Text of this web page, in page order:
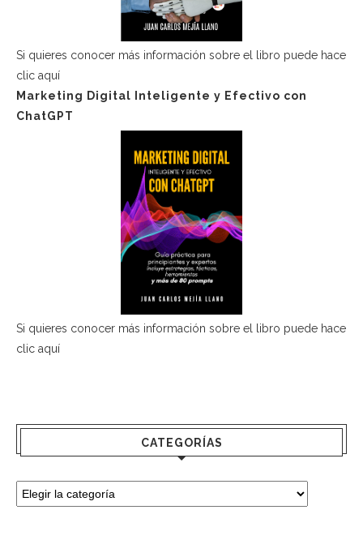
Si quieres conocer más información sobre el libro puede hace
clic aquí
Marketing Digital Inteligente y Efectivo con
ChatGPT
Si quieres conocer más información sobre el libro puede hace
clic aquí
CATEGORÍAS